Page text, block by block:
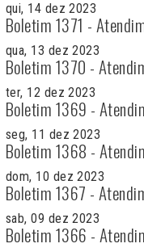
qui, 14 dez 2023
Boletim 1371 -
qua, 13 dez 2023
Boletim 1370 -
ter, 12 dez 2023
Boletim 1369 -
seg, 11 dez 2023
Boletim 1368 -
dom, 10 dez 2023
Boletim 1367 -
sab, 09 dez 2023
Boletim 1366 -